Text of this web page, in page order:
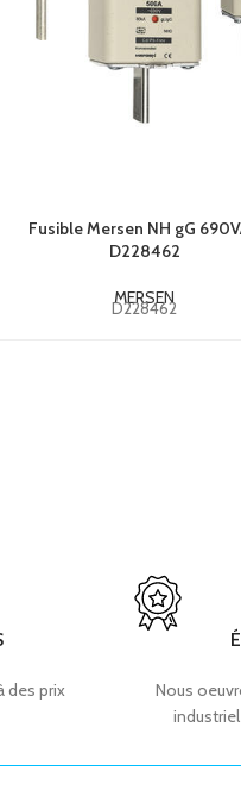
Fusible Mersen NH gG
D228462
MERSEN
D228462
des prix
Nous